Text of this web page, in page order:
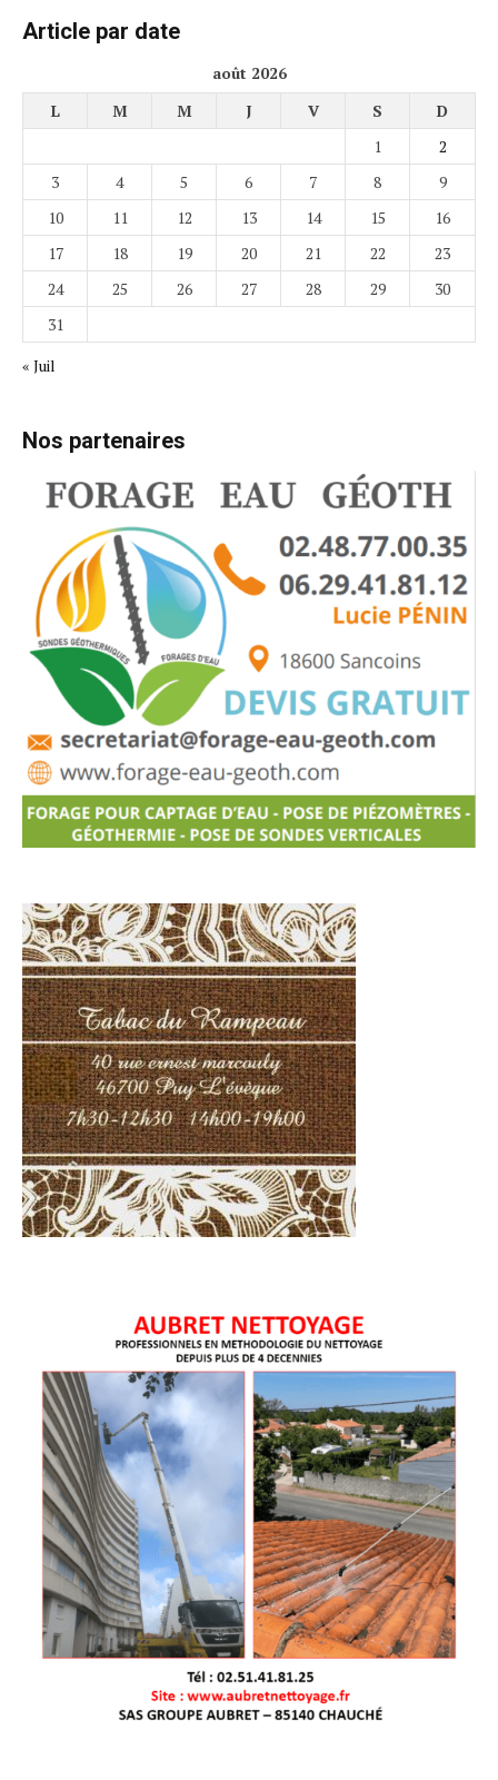
Article par date
août 2026
L
M M J V S
D
1
2
3
4 5 6 7 8
9
10
11 12 13 14 15
16
17
18 19 20 21 22
23
24
25 26 27 28 29
30
31
« Juil
Nos partenaires